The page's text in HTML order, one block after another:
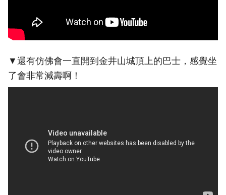
▼還有仿佛會一直開到金井山城頂上的巴士，感覺坐
了會非常減壽啊！